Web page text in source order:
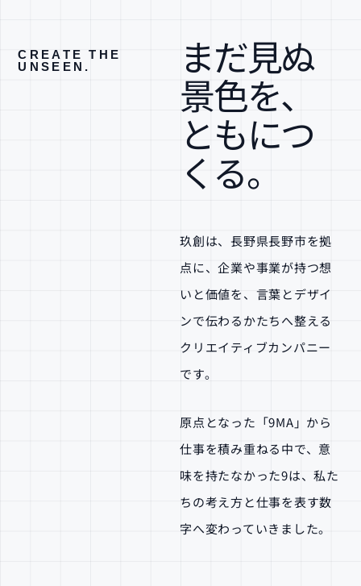
CREATE THE
UNSEEN.
まだ見ぬ
景色を、
ともにつ
くる。
玖創は、長野県長野市を拠
点に、企業や事業が持つ想
いと価値を、言葉とデザイ
ンで伝わるかたちへ整える
クリエイティブカンパニー
です。
原点となった「9MA」から
仕事を積み重ねる中で、意
味を持たなかった9は、私た
ちの考え方と仕事を表す数
字へ変わっていきました。